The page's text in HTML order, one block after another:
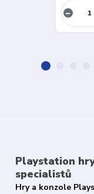
Playstation
specialistů
Hry a konzole